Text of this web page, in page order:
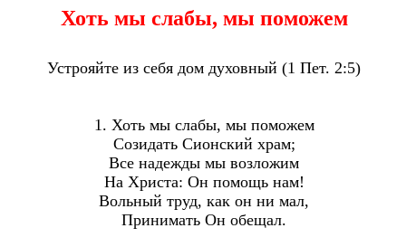
Хоть мы слабы, мы поможем
Устрояйте из себя дом духовный (1 Пет. 2:5)
1. Хоть мы слабы, мы поможем
Созидать Сионский храм;
Все надежды мы возложим
На Христа: Он помощь нам!
Вольный труд, как он ни мал,
Принимать Он обещал.